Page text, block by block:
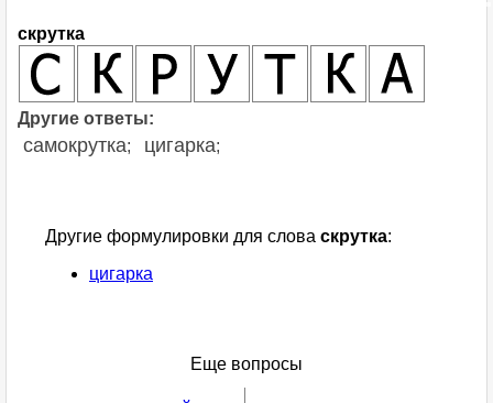
скрутка
Другие ответы:
самокрутка; цигарка;
Другие формулировки для слова скрутка:
цигарка
Еще вопросы